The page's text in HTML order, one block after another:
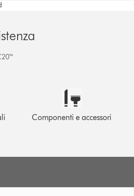
Componenti e accessori